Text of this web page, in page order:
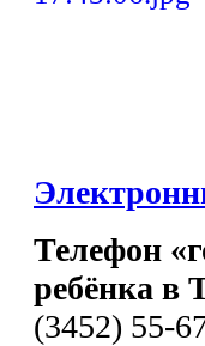
Телефон
ребёнка в
(3452) 55-